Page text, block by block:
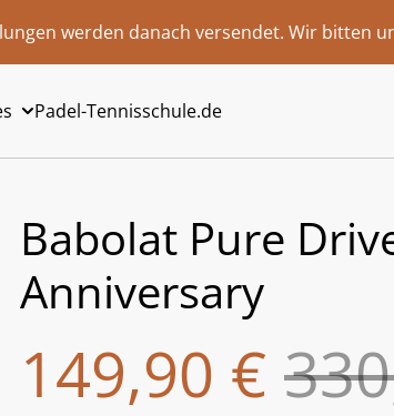
werden danach versendet. Wir bitten
Padel-Tennisschule.de
Babolat Pure
Anniversary
149,90 €